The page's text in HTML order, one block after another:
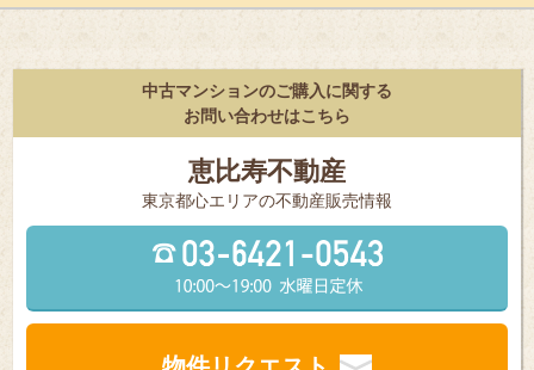
中古マンションのご購入に関する
お問い合わせはこちら
恵比寿不動産
東京都⼼エリアの不動産販売情報